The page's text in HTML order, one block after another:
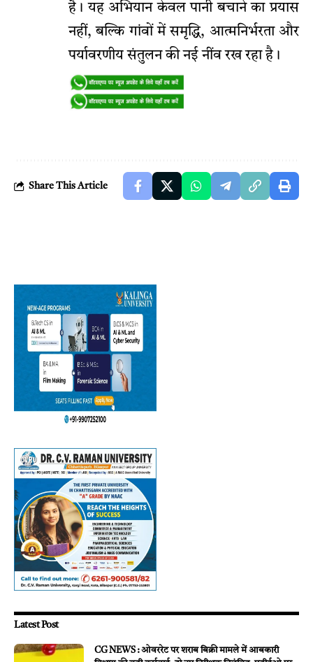
है। यह अभियान केवल पानी बचाने का प्रयास
नहीं, बल्कि गांवों में समृद्धि, आत्मनिर्भरता और
पर्यावरणीय संतुलन की नई नींव रख रहा है।
Share This Article
Latest Post
CG NEWS : ओवररेट पर शराब बिक्री मामले में आबकारी